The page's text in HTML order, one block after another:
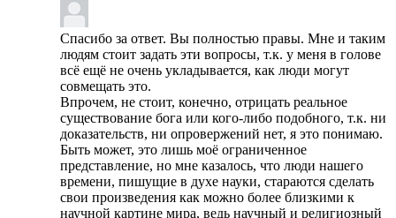
Спасибо за ответ. Вы полностью правы. Мне и таким
людям стоит задать эти вопросы, т.к. у меня в голове
всё ещё не очень укладывается, как люди могут
совмещать это.
Впрочем, не стоит, конечно, отрицать реальное
существование бога или кого-либо подобного, т.к. ни
доказательств, ни опровержений нет, я это понимаю.
Быть может, это лишь моё ограниченное
представление, но мне казалось, что люди нашего
времени, пишущие в духе науки, стараются сделать
свои произведения как можно более близкими к
научной картине мира, ведь научный и религиозный